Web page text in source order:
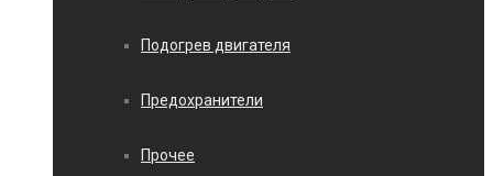
Подогрев двигателя
Предохранители
Прочее